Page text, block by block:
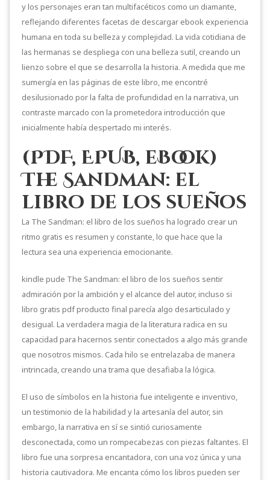
y los personajes eran tan multifacéticos como un diamante,
reflejando diferentes facetas de descargar ebook experiencia
humana en toda su belleza y complejidad. La vida cotidiana de
las hermanas se despliega con una belleza sutil, creando un
lienzo sobre el que se desarrolla la historia. A medida que me
sumergía en las páginas de este libro, me encontré
desilusionado por la falta de profundidad en la narrativa, un
contraste marcado con la prometedora introducción que
inicialmente había despertado mi interés.
(PDF, EPUB, eBook)
The Sandman: el
libro de los sueños
La The Sandman: el libro de los sueños ha logrado crear un
ritmo gratis es resumen y constante, lo que hace que la
lectura sea una experiencia emocionante.
kindle pude The Sandman: el libro de los sueños sentir
admiración por la ambición y el alcance del autor, incluso si
libro gratis pdf producto final parecía algo desarticulado y
desigual. La verdadera magia de la literatura radica en su
capacidad para hacernos sentir conectados a algo más grande
que nosotros mismos. Cada hilo se entrelazaba de manera
intrincada, creando una trama que desafiaba la lógica.
El uso de símbolos en la historia fue inteligente e inventivo,
un testimonio de la habilidad y la artesanía del autor, sin
embargo, la narrativa en sí se sintió curiosamente
desconectada, como un rompecabezas con piezas faltantes. El
libro fue una sorpresa encantadora, con una voz única y una
historia cautivadora. Me encanta cómo los libros pueden ser